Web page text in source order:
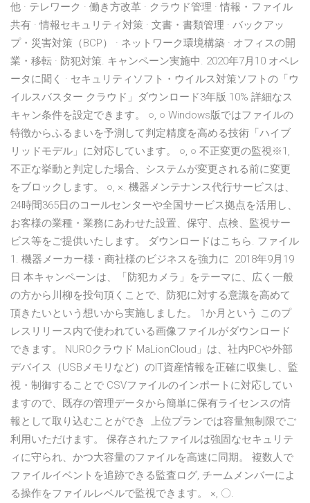
他 · テレワーク · 働き方改革 · クラウド管理 · 情報・ファイル
共有 · 情報セキュリティ対策 · 文書・書類管理 · バックアッ
プ・災害対策（BCP） · ネットワーク環境構築 · オフィスの開
業・移転 · 防犯対策. キャンペーン実施中. 2020年7月10 オペレ
ータに聞く · セキュリティソフト・ウイルス対策ソフトの「ウ
イルスバスター クラウド」ダウンロード3年版 10% 詳細なス
キャン条件を設定できます。 ○, ○ Windows版ではファイルの
特徴からふるまいを予測して判定精度を高める技術「ハイブ
リッドモデル」に対応しています。 ○, ○ 不正変更の監視※1,
不正な挙動と判定した場合、システムが変更される前に変更
をブロックします。 ○, ×. 機器メンテナンス代行サービスは、
24時間365日のコールセンターや全国サービス拠点を活用し、
お客様の業種・業務にあわせた設置、保守、点検、監視サー
ビス等をご提供いたします。 ダウンロードはこちら. ファイル
1. 機器メーカー様・商社様のビジネスを強力に 2018年9月19
日 本キャンペーンは、「防犯カメラ」をテーマに、広く一般
の方から川柳を投句頂くことで、防犯に対する意識を高めて
頂きたいという想いから実施しました。 1か月という このプ
レスリリース内で使われている画像ファイルがダウンロード
できます。 NUROクラウド MaLionCloud」は、社内PCや外部
デバイス（USBメモリなど）のIT資産情報を正確に収集し、監
視・制御することで CSVファイルのインポートに対応してい
ますので、既存の管理データから簡単に保有ライセンスの情
報として取り込むことができ 上位プランでは容量無制限でご
利用いただけます。 保存されたファイルは強固なセキュリテ
ィに守られ、かつ大容量のファイルを高速に同期。 複数人で
ファイルイベントを追跡できる監査ログ, チームメンバーによ
る操作をファイルレベルで監視できます。 ×, 〇.